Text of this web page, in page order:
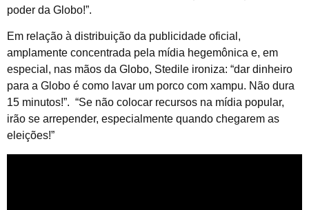
poder da Globo!”.
Em relação à distribuição da publicidade oficial,
amplamente concentrada pela mídia hegemônica e, em
especial, nas mãos da Globo, Stedile ironiza: “dar dinheiro
para a Globo é como lavar um porco com xampu. Não dura
15 minutos!”. “Se não colocar recursos na mídia popular,
irão se arrepender, especialmente quando chegarem as
eleições!”